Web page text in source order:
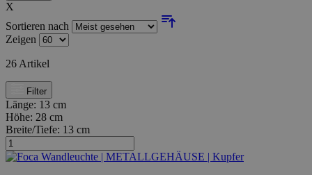
X
Sortieren nach
Zeigen
26 Artikel
Filter
Länge: 13 cm
Höhe: 28 cm
Breite/Tiefe: 13 cm